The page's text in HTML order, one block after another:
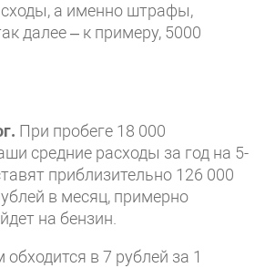
а именно штрафы,
далее – к примеру, 5000
При пробеге 18 000
средние расходы за год на 5-
приблизительно 126 000
в месяц, примерно
на бензин.
в 7 рублей за 1